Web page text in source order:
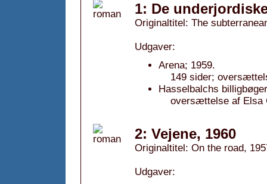
1: De
Originaltitel: The
Udgaver:
Arena; 1959.
149 sider;
Hasselbalchs
oversættelse af Elsa
2: Vejene, 1960
Originaltitel: On the road,
Udgaver: